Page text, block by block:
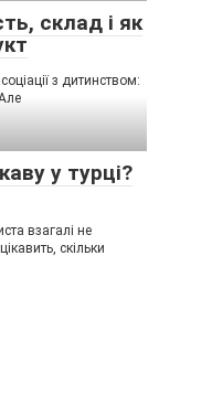
склад і як
з дитинством:
у турці?
взагалі не
скільки